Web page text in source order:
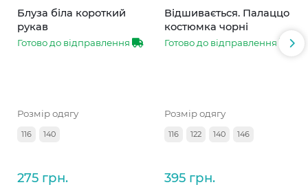
Блуза біла короткий
рукав
Готово до відправлення
Розмір одягу
116 140
275 грн.
Відшивається. Палаццо
костюмка чорні
Готово до відправлення
Розмір одягу
116 122 140 146
395 грн.